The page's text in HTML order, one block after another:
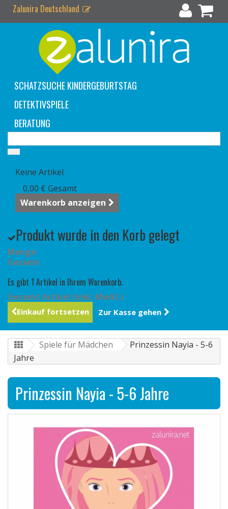
Zalunira Deutschland
SCHATZSUCHE KINDERGEBURTSTAG
DETEKTIVSPIELE
BERATUNG
Keine Artikel
0,00 € Gesamt
Warenkorb anzeigen
Produkt wurde in den Korb gelegt
Menge
Gesamt
Es gibt 1 Artikel in Ihrem Warenkorb.
Gesamt Artikel (inkl. MwSt.)
Einkauf fortsetzen Zur Kasse gehen
Spiele für Mädchen
Prinzessin Nayia - 5-6
Jahre
Prinzessin Nayia - 5-6 Jahre